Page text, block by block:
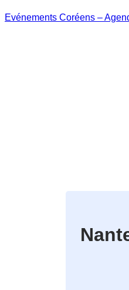
Evénements Coréens –